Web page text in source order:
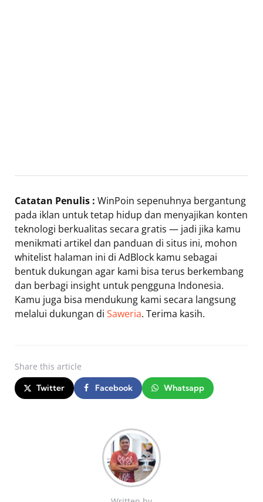
Catatan Penulis : WinPoin sepenuhnya bergantung
pada iklan untuk tetap hidup dan menyajikan konten
teknologi berkualitas secara gratis — jadi jika kamu
menikmati artikel dan panduan di situs ini, mohon
whitelist halaman ini di AdBlock kamu sebagai
bentuk dukungan agar kami bisa terus berkembang
dan berbagi insight untuk pengguna Indonesia.
Kamu juga bisa mendukung kami secara langsung
melalui dukungan di Saweria. Terima kasih.
Share this article
Twitter Facebook Whatsapp